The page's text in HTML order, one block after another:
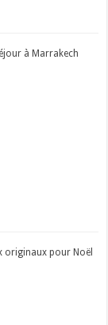
à Marrakech
originaux pour Noël